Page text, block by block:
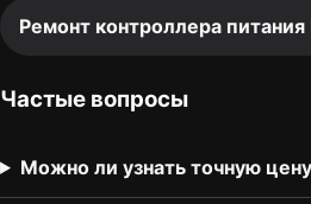
Ремонт контроллера
Частые вопросы
Можно ли узнать точную